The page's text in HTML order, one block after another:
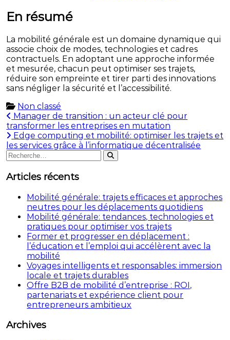
En résumé
La mobilité générale est un domaine dynamique qui
associe choix de modes, technologies et cadres
contractuels. En adoptant une approche informée
et mesurée, chacun peut optimiser ses trajets,
réduire son empreinte et tirer parti des innovations
sans négliger la sécurité et l’accessibilité.
Non classé
Navigation
de
l’article
Manager de transition : un acteur clé pour
transformer les entreprises en mutation
Edge computing et mobilité: optimiser les trajets et
les services grâce à l’informatique décentralisée
Rechercher
Rechercher
Articles récents
Mobilité générale: trajets efficaces et approches
neutres pour les déplacements quotidiens
Mobilité générale: tendances, technologies et
pratiques pour optimiser vos trajets
Former et progresser en déplacement :
l’éducation et l’emploi qui accélèrent avec la
mobilité
Voyages intelligents et responsables: immersion
locale et trajets durables
Offre B2B de mobilité d’entreprise : ROI,
partenariats et expérience client pour
entrepreneurs ambitieux
Archives